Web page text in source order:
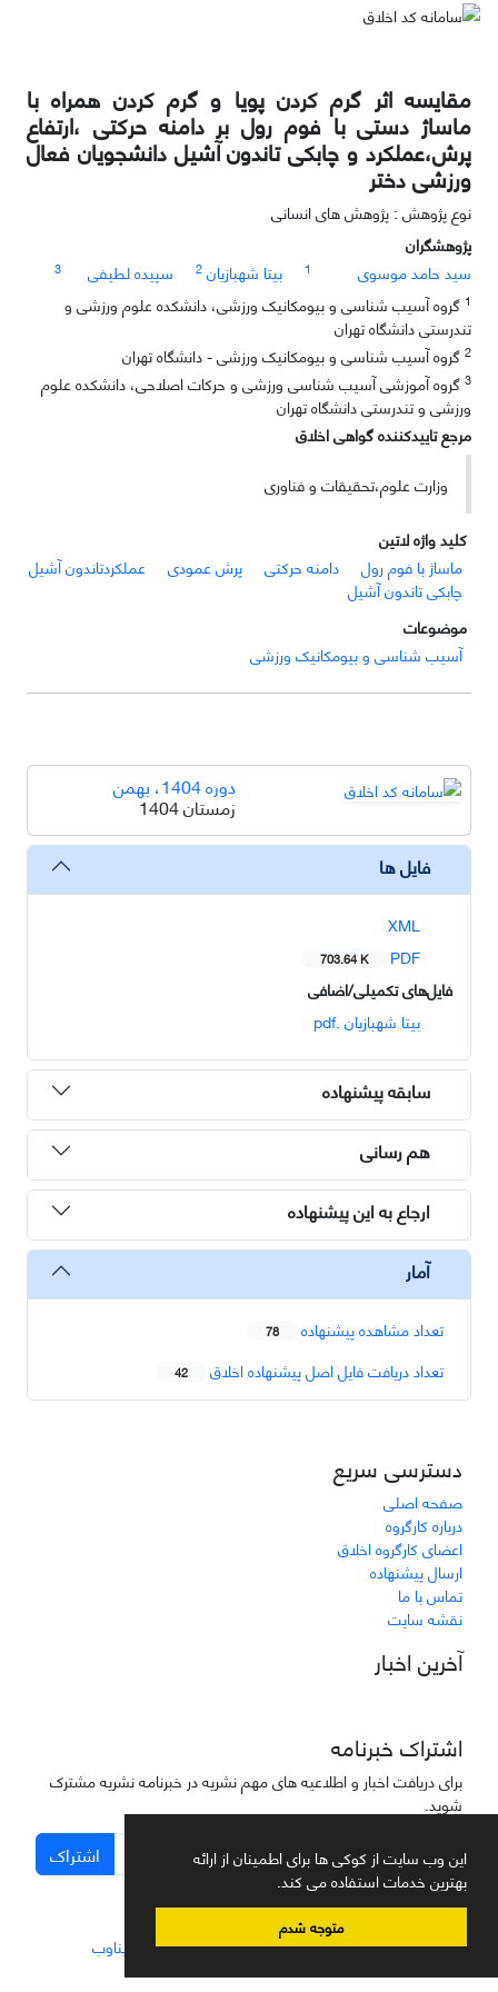
این وب سایت از کوکی ها برای اطمینان از ارائه
بهترین خدمات استفاده می کند.
متوجه شدم
مقایسه اثر گرم کردن پویا و گرم کردن همراه با
ماساژ دستی با فوم رول بر دامنه حرکتی ،ارتفاع
پرش،عملکرد و چابکی تاندون آشیل دانشجویان فعال
ورزشی دختر
نوع پژوهش : پژوهش های انسانی
پژوهشگران
سید حامد موسوی
1 بیتا شهبازیان 2 سپیده لطیفی
3
1 گروه آسیب شناسی و بیومکانیک ورزشی، دانشکده علوم ورزشی و
تندرستی دانشگاه تهران
2 گروه آسیب شناسی و بیومکانیک ورزشی - دانشگاه تهران
3 گروه آموزشی آسیب شناسی ورزشی و حرکات اصلاحی، دانشکده علوم
ورزشی و تندرستی دانشگاه تهران
مرجع تاییدکننده گواهی اخلاق
وزارت علوم،تحقیقات و فناوری
کلید واژه لاتین
ماساژ با فوم رول
دامنه حرکتی پرش عمودی
عملکردتاندون آشیل
چابکی تاندون آشیل
موضوعات
آسیب شناسی و بیومکانیک ورزشی
دوره 1404، بهمن
زمستان 1404
فایل ها
XML
PDF
703.64 K
فایل‌های تکمیلی/اضافی
بیتا شهبازیان .pdf
سابقه پیشنهاده
هم رسانی
ارجاع به این پیشنهاده
آمار
تعداد مشاهده پیشنهاده 78
تعداد دریافت فایل اصل پیشنهاده اخلاق 42
دسترسی سریع
صفحه اصلی
درباره کارگروه
اعضای کارگروه اخلاق
ارسال پیشنهاده
تماس با ما
نقشه سایت
آخرین اخبار
اشتراک خبرنامه
برای دریافت اخبار و اطلاعیه های مهم نشریه در خبرنامه نشریه مشترک
شوید.
اشتراک
سامانه مدیریت نشریات علمی.طراحی و پیاده سازی از سیناوب